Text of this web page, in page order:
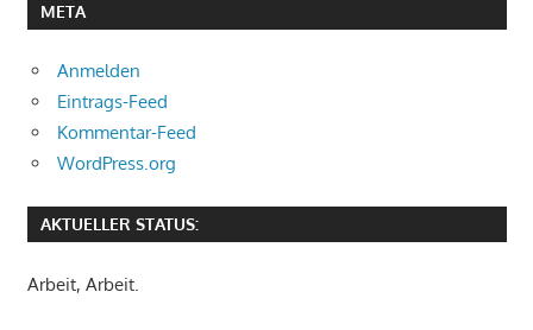
META
Anmelden
Eintrags-Feed
Kommentar-Feed
WordPress.org
AKTUELLER STATUS:
Arbeit, Arbeit.